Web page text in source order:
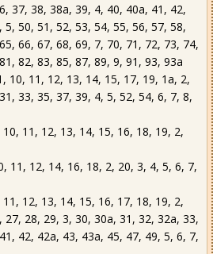
37, 38, 38а, 39, 4, 40, 40а, 41, 42,
5, 50, 51, 52, 53, 54, 55, 56, 57, 58,
66, 67, 68, 69, 7, 70, 71, 72, 73, 74,
82, 83, 85, 87, 89, 9, 91, 93, 93а
10, 11, 12, 13, 14, 15, 17, 19, 1а, 2,
33, 35, 37, 39, 4, 5, 52, 54, 6, 7, 8,
10, 11, 12, 13, 14, 15, 16, 18, 19, 2,
11, 12, 14, 16, 18, 2, 20, 3, 4, 5, 6, 7,
11, 12, 13, 14, 15, 16, 17, 18, 19, 2,
27, 28, 29, 3, 30, 30а, 31, 32, 32а, 33,
42, 42а, 43, 43а, 45, 47, 49, 5, 6, 7,